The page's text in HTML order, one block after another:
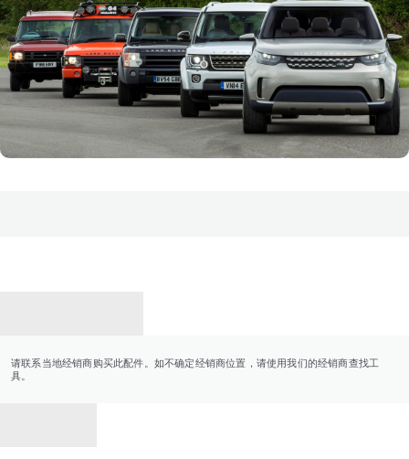
请联系当地经销商购买此配件。如不确定经销商位置，请使用我们的经销商查找工
具。